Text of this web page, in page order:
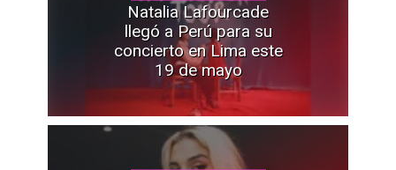
Natalia Lafourcade
llegó a Perú para su
concierto en Lima este
19 de mayo